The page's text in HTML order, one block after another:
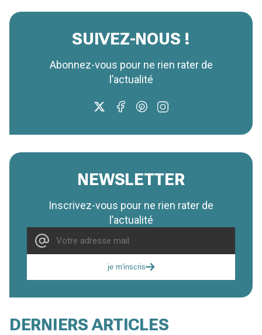
SUIVEZ-NOUS !
Abonnez-vous pour ne rien rater de
l’actualité
NEWSLETTER
Inscrivez-vous pour ne rien rater de
l’actualité
je m'inscris
DERNIERS ARTICLES